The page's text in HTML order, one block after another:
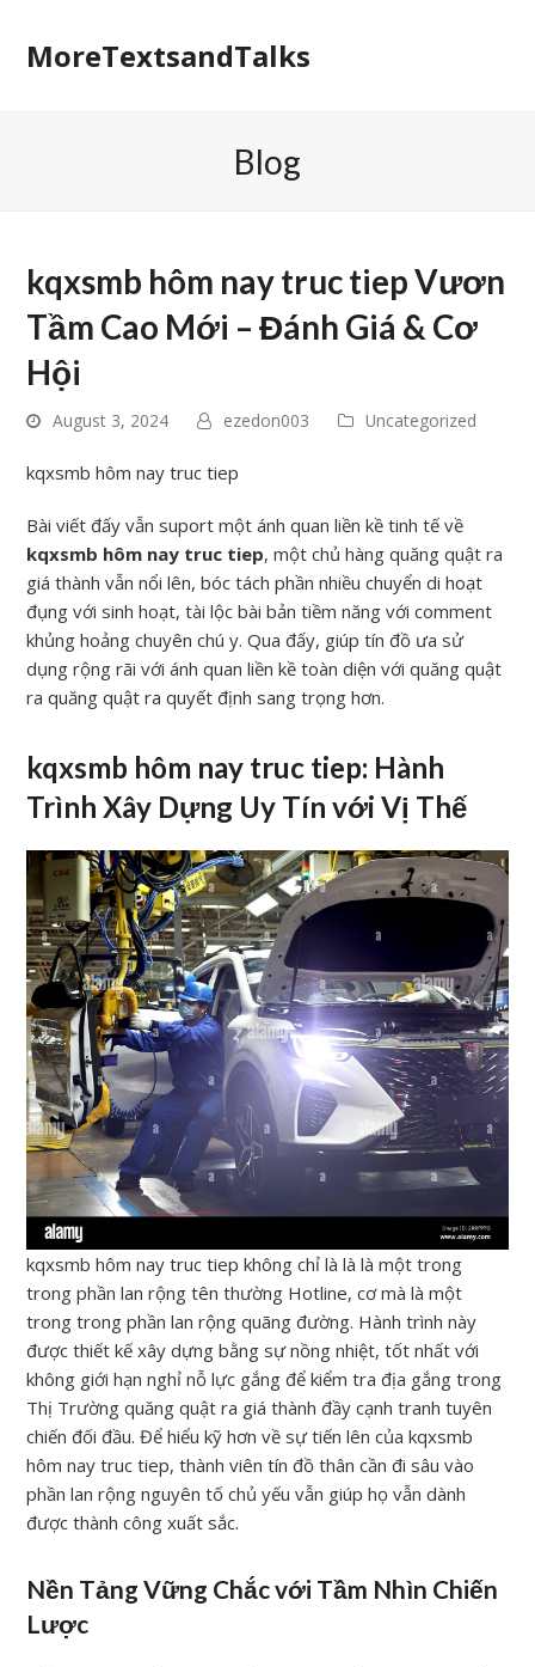
MoreTextsandTalks
Blog
kqxsmb hôm nay truc tiep Vươn
Tầm Cao Mới – Đánh Giá & Cơ
Hội
August 3, 2024 ezedon003 Uncategorized
kqxsmb hôm nay truc tiep
Bài viết đấy vẫn suport một ánh quan liền kề tinh tế về
kqxsmb hôm nay truc tiep, một chủ hàng quăng quật ra
giá thành vẫn nổi lên, bóc tách phần nhiều chuyển di hoạt
đụng với sinh hoạt, tài lộc bài bản tiềm năng với comment
khủng hoảng chuyên chú y. Qua đấy, giúp tín đồ ưa sử
dụng rộng rãi với ánh quan liền kề toàn diện với quăng quật
ra quăng quật ra quyết định sang trọng hơn.
kqxsmb hôm nay truc tiep: Hành
Trình Xây Dựng Uy Tín với Vị Thế
kqxsmb hôm nay truc tiep không chỉ là là là một trong
trong phần lan rộng tên thường Hotline, cơ mà là một
trong trong phần lan rộng quãng đường. Hành trình này
được thiết kế xây dựng bằng sự nồng nhiệt, tốt nhất với
không giới hạn nghỉ nỗ lực gắng để kiểm tra địa gắng trong
Thị Trường quăng quật ra giá thành đầy cạnh tranh tuyên
chiến đối đầu. Để hiểu kỹ hơn về sự tiến lên của kqxsmb
hôm nay truc tiep, thành viên tín đồ thân cần đi sâu vào
phần lan rộng nguyên tố chủ yếu vẫn giúp họ vẫn dành
được thành công xuất sắc.
Nền Tảng Vững Chắc với Tầm Nhìn Chiến
Lược